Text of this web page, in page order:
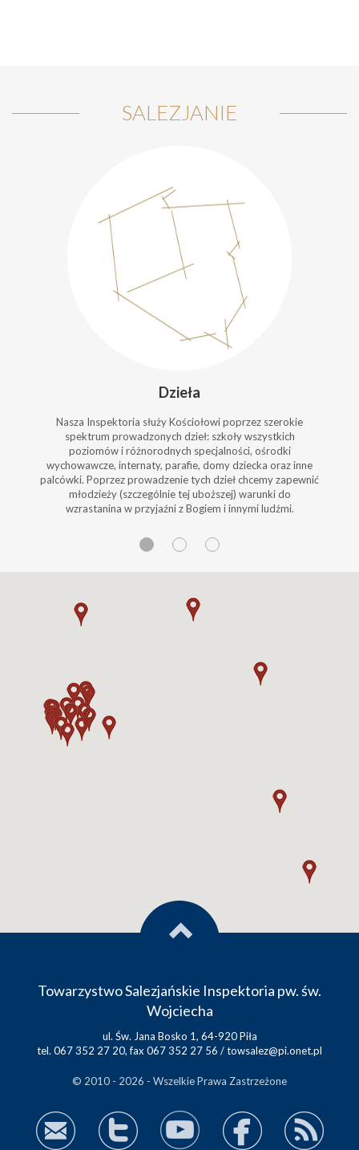
SALEZJANIE
Dzieła
Nasza Inspektoria służy Kościołowi poprzez szerokie
spektrum prowadzonych dzieł: szkoły wszystkich
poziomów i różnorodnych specjalności, ośrodki
wychowawcze, internaty, parafie, domy dziecka oraz inne
palcówki. Poprzez prowadzenie tych dzieł chcemy zapewnić
młodzieży (szczególnie tej uboższej) warunki do
wzrastanina w przyjaźni z Bogiem i innymi ludźmi.
Towarzystwo Salezjańskie Inspektoria pw. św.
Wojciecha
ul. Św. Jana Bosko 1, 64-920 Piła
tel. 067 352 27 20, fax 067 352 27 56 /towsalez@pi.onet.pl
© 2010 - 2026 - Wszelkie Prawa Zastrzeżone